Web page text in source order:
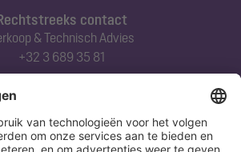
contact
& Technisch Advies
+32 3 689 35 81
u zich op onze nieuwsbrief